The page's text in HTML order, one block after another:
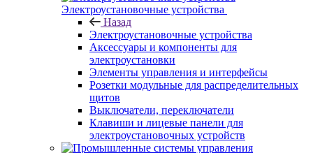
Электроустановочные устройства
Назад
Электроустановочные устройства
Аксессуары и компоненты для
электроустановки
Элементы управления и интерфейсы
Розетки модульные для распределительных
щитов
Выключатели, переключатели
Клавиши и лицевые панели для
электроустановочных устройств